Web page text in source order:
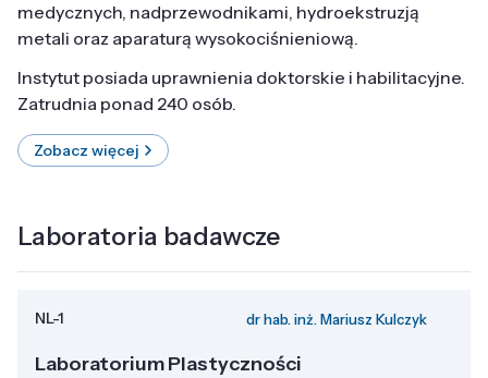
medycznych, nadprzewodnikami, hydroekstruzją
metali oraz aparaturą wysokociśnieniową.
Instytut posiada uprawnienia doktorskie i habilitacyjne.
Zatrudnia ponad 240 osób.
Zobacz więcej
Laboratoria badawcze
NL-1 dr hab. inż. Mariusz Kulczyk
Laboratorium Plastyczności